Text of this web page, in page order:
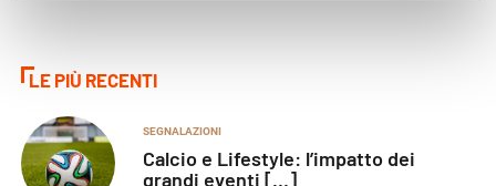
LE PIÙ RECENTI
SEGNALAZIONI
Calcio e Lifestyle: l’impatto dei
grandi eventi [...]